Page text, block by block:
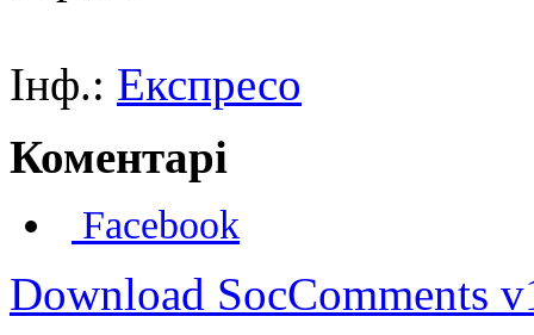
Інф.: Експресо
Коментарі
Facebook
Download SocComments